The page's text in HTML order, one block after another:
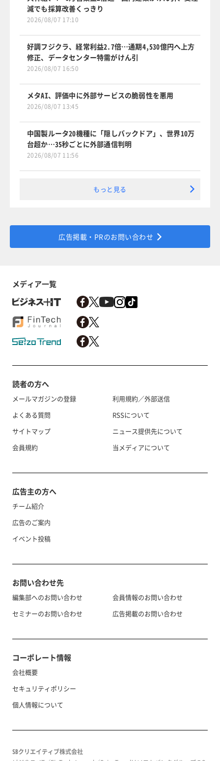
減でも採算改善くっきり
2026/08/07 17:10
好調フジクラ、経常利益2.7倍…通期4,530億円へ上方
修正、データセンター特需がけん引
2026/08/07 16:50
メタAI、評価中に外部サービスの脆弱性を悪用
2026/08/07 13:45
中国製ルータ20機種に「隠しバックドア」、世界10万
台超か…35秒ごとに外部通信判明
2026/08/07 11:56
もっと見る
広告掲載・PRのお問い合わせ
メディア一覧
読者の方へ
メールマガジンの登録
よくある質問
サイトマップ
会員規約
利用規約／外部送信
RSSについて
ニュース提供先について
当メディアについて
広告主の方へ
チーム紹介
広告のご案内
イベント投稿
お問い合わせ先
編集部へのお問い合わせ
セミナーのお問い合わせ
会員情報のお問い合わせ
広告掲載のお問い合わせ
コーポレート情報
会社概要
セキュリティポリシー
個人情報について
SBクリエイティブ株式会社